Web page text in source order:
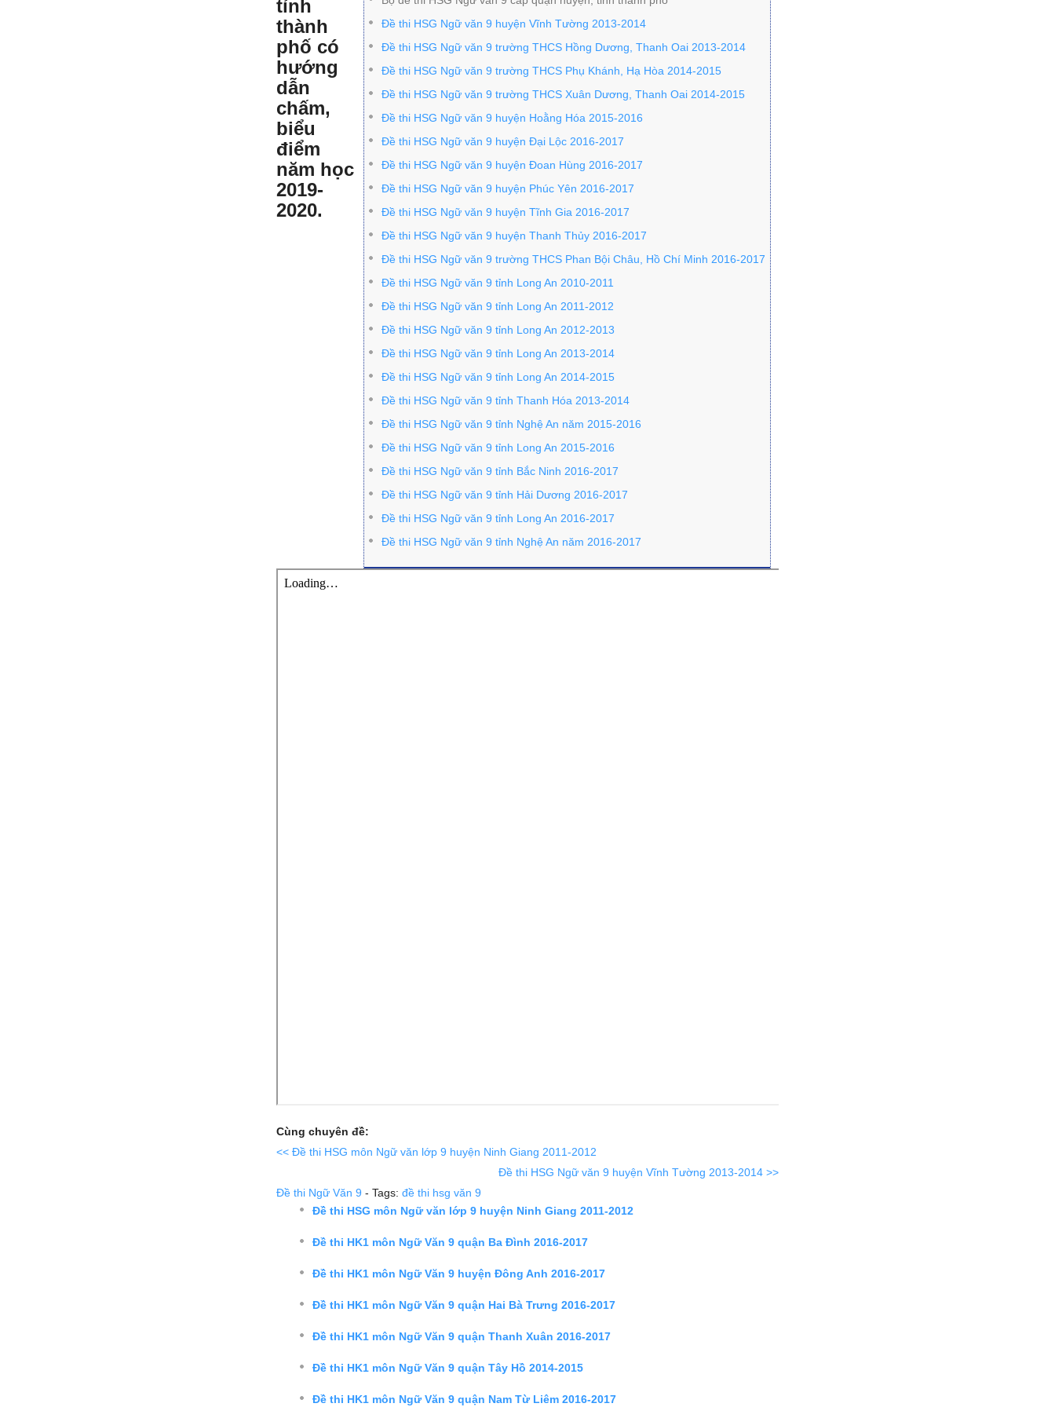
Đề thi HSG Ngữ văn 9 huyện Vĩnh Tường 2013-2014
Đề thi HSG Ngữ văn 9 trường THCS Hồng Dương, Thanh Oai 2013-2014
Đề thi HSG Ngữ văn 9 trường THCS Phụ Khánh, Hạ Hòa 2014-2015
Đề thi HSG Ngữ văn 9 trường THCS Xuân Dương, Thanh Oai 2014-2015
Đề thi HSG Ngữ văn 9 huyện Hoằng Hóa 2015-2016
Đề thi HSG Ngữ văn 9 huyện Đại Lộc 2016-2017
Đề thi HSG Ngữ văn 9 huyện Đoan Hùng 2016-2017
Đề thi HSG Ngữ văn 9 huyện Phúc Yên 2016-2017
Đề thi HSG Ngữ văn 9 huyện Tĩnh Gia 2016-2017
Đề thi HSG Ngữ văn 9 huyện Thanh Thủy 2016-2017
Đề thi HSG Ngữ văn 9 trường THCS Phan Bội Châu, Hồ Chí Minh 2016-2017
Đề thi HSG Ngữ văn 9 tỉnh Long An 2010-2011
Đề thi HSG Ngữ văn 9 tỉnh Long An 2011-2012
Đề thi HSG Ngữ văn 9 tỉnh Long An 2012-2013
Đề thi HSG Ngữ văn 9 tỉnh Long An 2013-2014
Đề thi HSG Ngữ văn 9 tỉnh Long An 2014-2015
Đề thi HSG Ngữ văn 9 tỉnh Thanh Hóa 2013-2014
Đề thi HSG Ngữ văn 9 tỉnh Nghệ An năm 2015-2016
Đề thi HSG Ngữ văn 9 tỉnh Long An 2015-2016
Đề thi HSG Ngữ văn 9 tỉnh Bắc Ninh 2016-2017
Đề thi HSG Ngữ văn 9 tỉnh Hải Dương 2016-2017
Đề thi HSG Ngữ văn 9 tỉnh Long An 2016-2017
Đề thi HSG Ngữ văn 9 tỉnh Nghệ An năm 2016-2017
tỉnh
thành
phố có
hướng
dẫn
chấm,
biểu
điểm
năm học
2019-
2020.
Cùng chuyên đề:
<< Đề thi HSG môn Ngữ văn lớp 9 huyện Ninh Giang 2011-2012
Đề thi HSG Ngữ văn 9 huyện Vĩnh Tường 2013-2014 >>
Đề thi Ngữ Văn 9 - Tags: đề thi hsg văn 9
Đề thi HSG môn Ngữ văn lớp 9 huyện Ninh Giang 2011-2012
Đề thi HK1 môn Ngữ Văn 9 quận Ba Đình 2016-2017
Đề thi HK1 môn Ngữ Văn 9 huyện Đông Anh 2016-2017
Đề thi HK1 môn Ngữ Văn 9 quận Hai Bà Trưng 2016-2017
Đề thi HK1 môn Ngữ Văn 9 quận Thanh Xuân 2016-2017
Đề thi HK1 môn Ngữ Văn 9 quận Tây Hồ 2014-2015
Đề thi HK1 môn Ngữ Văn 9 quận Nam Từ Liêm 2016-2017